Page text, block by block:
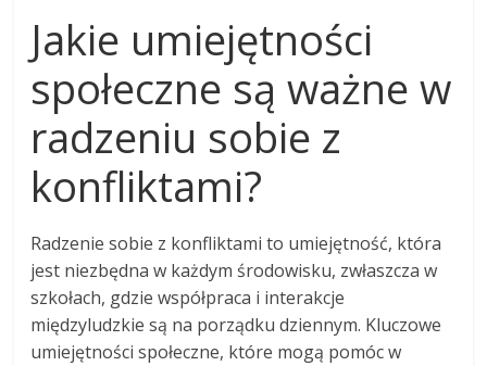
Jakie umiejętności
społeczne są ważne w
radzeniu sobie z
konfliktami?
Radzenie sobie z konfliktami to umiejętność, która
jest niezbędna w każdym środowisku, zwłaszcza w
szkołach, gdzie współpraca i interakcje
międzyludzkie są na porządku dziennym. Kluczowe
umiejętności społeczne, które mogą pomóc w